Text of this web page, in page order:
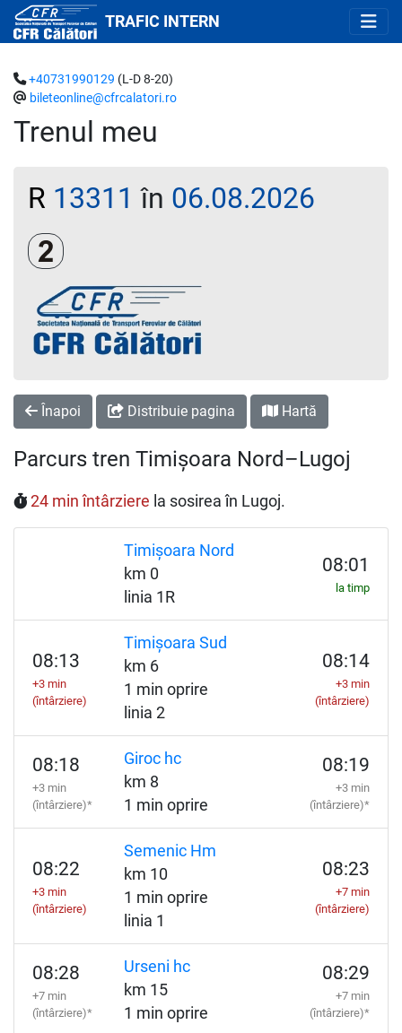
TRAFIC INTERN
Trenul meu
+40731990129 (L-D 8-20)
bileteonline@cfrcalatori.ro
R 13311 în 06.08.2026
Clasa a 2-a
Înapoi Distribuie pagina Hartă
Parcurs tren Timișoara Nord–Lugoj
24 min întârziere la sosirea în Lugoj.
Timișoara Nord
km 0
linia 1R
08:01
la timp
08:13
+3 min
(întârziere)
Timișoara Sud
km 6
1 min oprire
linia 2
08:14
+3 min
(întârziere)
08:18
+3 min
(întârziere)*
Giroc hc
km 8
1 min oprire
08:19
+3 min
(întârziere)*
08:22
+3 min
(întârziere)
Semenic Hm
km 10
1 min oprire
linia 1
08:23
+7 min
(întârziere)
08:28
+7 min
(întârziere)*
Urseni hc
km 15
1 min oprire
08:29
+7 min
(întârziere)*